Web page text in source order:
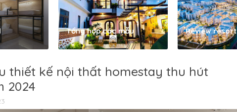
Tổng hợp các mẫu Review resort
thiết kế nội thất homestay thu hút
2024